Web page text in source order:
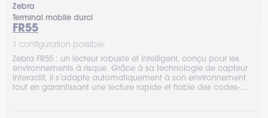
Zebra
Terminal mobile durci
FR55
1 configuration possible.
Zebra FR55 : un lecteur robuste et intelligent, conçu pour les
environnements à risque. Grâce à sa technologie de capteur
interactif, il s’adapte automatiquement à son environnement
tout en garantissant une lecture rapide et fiable des codes-